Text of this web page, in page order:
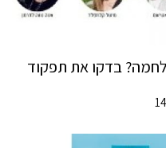
בדקו את תפקוד